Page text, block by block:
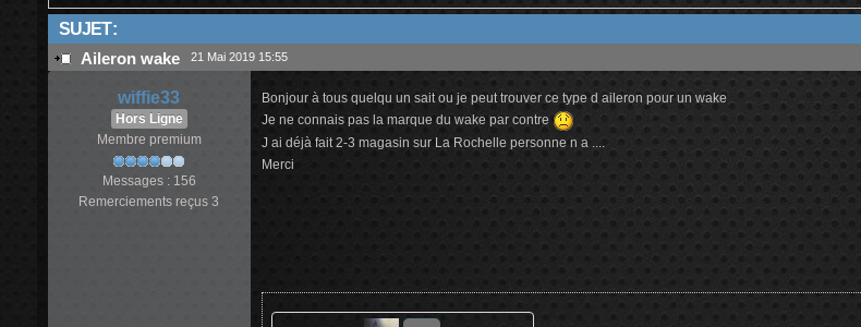
SUJET :
Aileron wake 21 Mai 2019 15:55
wiffie33
Hors Ligne
Membre premium
Messages : 156
Remerciements reçus 3
Bonjour à tous quelqu un sait ou je peut trouver ce type d aileron pour un wake
Je ne connais pas la marque du wake par contre
J ai déjà fait 2-3 magasin sur La Rochelle personne n a ....
Merci